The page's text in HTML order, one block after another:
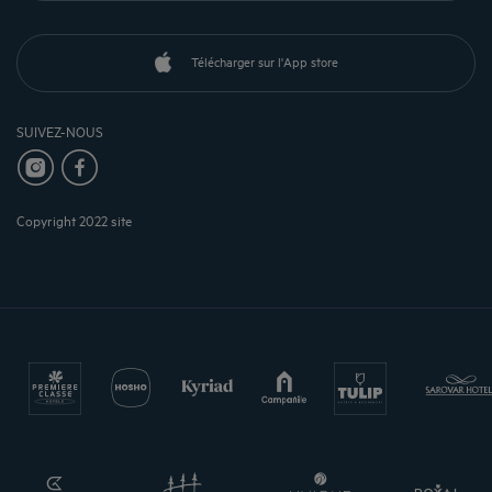
Télécharger sur l'App store
SUIVEZ-NOUS
Copyright 2022 site